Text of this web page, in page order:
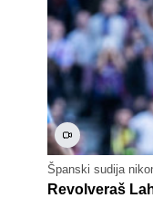
Španski sudija
Revolveraš